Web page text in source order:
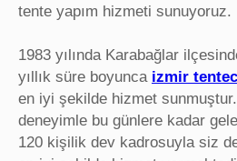
tente yapım hizmeti sunuyoruz.
1983 yılında Karabağlar
yıllık süre boyunca izmir
en iyi şekilde hizmet sunmuştur.
deneyimle bu günlere kadar
120 kişilik dev kadrosuyla siz